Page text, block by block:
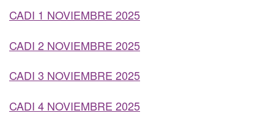
CADI 1 NOVIEMBRE 2025
CADI 2 NOVIEMBRE 2025
CADI 3 NOVIEMBRE 2025
CADI 4 NOVIEMBRE 2025